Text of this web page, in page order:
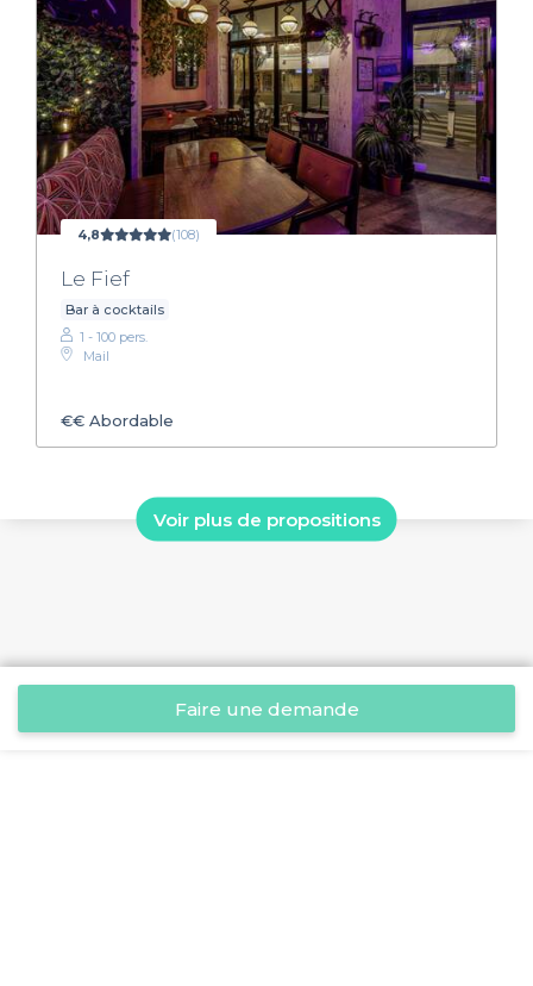
4,8 (108)
Le Fief
Bar à cocktails
1 - 100 pers.
Mail
€€ Abordable
Voir plus de propositions
Faire une demande